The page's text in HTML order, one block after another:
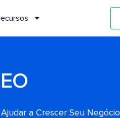
a Crescer Seu Negócio